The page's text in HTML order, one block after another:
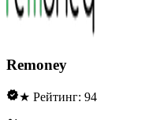
Remoney
★ Рейтинг: 94